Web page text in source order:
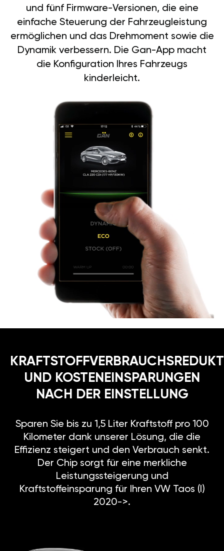
und fünf Firmware-Versionen, die eine
einfache Steuerung der Fahrzeugleistung
ermöglichen und das Drehmoment sowie die
Dynamik verbessern. Die Gan-App macht
die Konfiguration Ihres Fahrzeugs
kinderleicht.
UND KOSTENEINSPARUNGEN
NACH DER EINSTELLUNG
Sparen Sie bis zu 1,5 Liter Kraftstoff pro 100
Kilometer dank unserer Lösung, die die
Effizienz steigert und den Verbrauch senkt.
Der Chip sorgt für eine merkliche
Leistungssteigerung und
Kraftstoffeinsparung für Ihren VW Taos (I)
2020->.